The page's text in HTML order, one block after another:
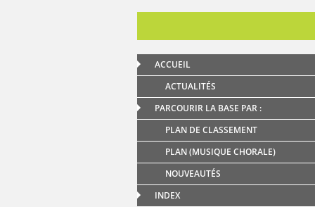
ACCUEIL
ACTUALITÉS
PARCOURIR LA BASE PAR :
PLAN DE CLASSEMENT
PLAN (MUSIQUE CHORALE)
NOUVEAUTÉS
INDEX